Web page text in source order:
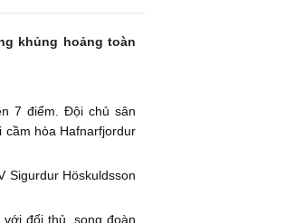
khủng hoảng toàn
7 điểm. Đội chủ sân
hòa Hafnarfjordur
Sigurdur Höskuldsson
đối thủ, song đoàn